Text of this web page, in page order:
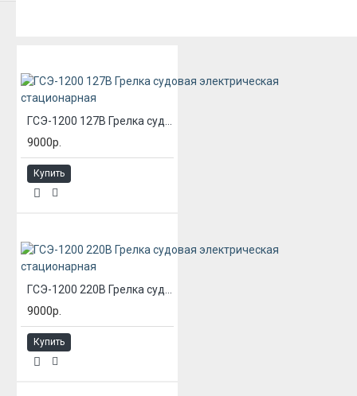
9000р.
Купить
9000р.
Купить